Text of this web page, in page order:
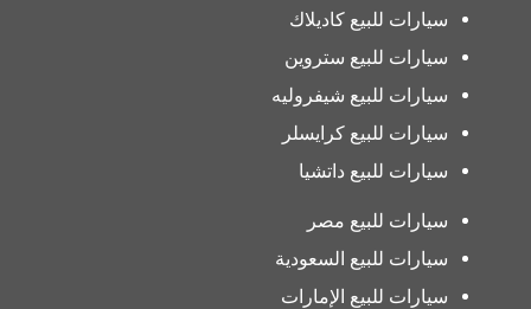
سيارات للبيع كاديلاك
سيارات للبيع ستروين
سيارات للبيع شيفروليه
سيارات للبيع كرايسلر
سيارات للبيع داتشيا
سيارات للبيع مصر
سيارات للبيع السعودية
سيارات للبيع الإمارات